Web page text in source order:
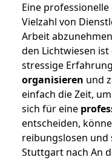
Eine professionelle
Vielzahl von
Arbeit
den Lichtwiesen
stressige
organisieren und
einfach die Zeit,
sich für eine
entscheiden,
reibungslosen und
Stuttgart nach An